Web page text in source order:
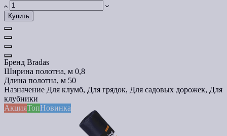
Купить
Бренд Bradas
Ширина полотна, м 0,8
Длина полотна, м 50
Назначение Для клумб, Для грядок, Для садовых дорожек, Для
клубники
АкцияТопНовинка